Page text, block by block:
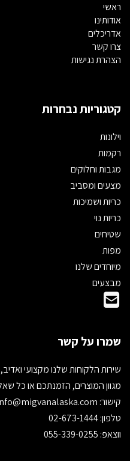
ראשי
אודותינו
אדריכלים
צרו קשר
הצהרת נגישות
קטגוריות נבחרות
וילונות
רקמות
מגבות וחלוקים
מצעים ומסביב
כריות ושמיכות
כריות נוי
שטיחים
מפות
מיוחדים שלנו
מבצעים
שמרו על קשר
שירות הלקוחות שלנו מקצועי
מגוון המוצרים, הזמנתכם או כל
קישור:
טלפון: 02-673-1444
ווצאפ: 055-339-0255